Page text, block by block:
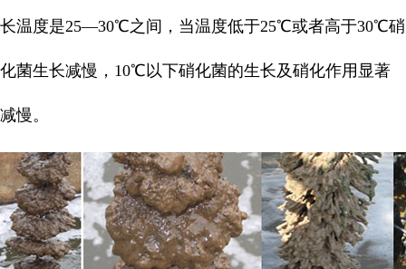
长温度是25—30℃之间，当温度低于25℃或者高于30℃硝
化菌生长减慢，10℃以下硝化菌的生长及硝化作用显著
减慢。